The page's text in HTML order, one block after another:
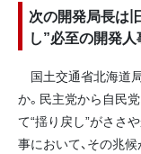
次の開発局長は
し”必至の開発人
国土交通省北海道
か。民主党から自民
て“揺り戻し”がささ
事において、その兆